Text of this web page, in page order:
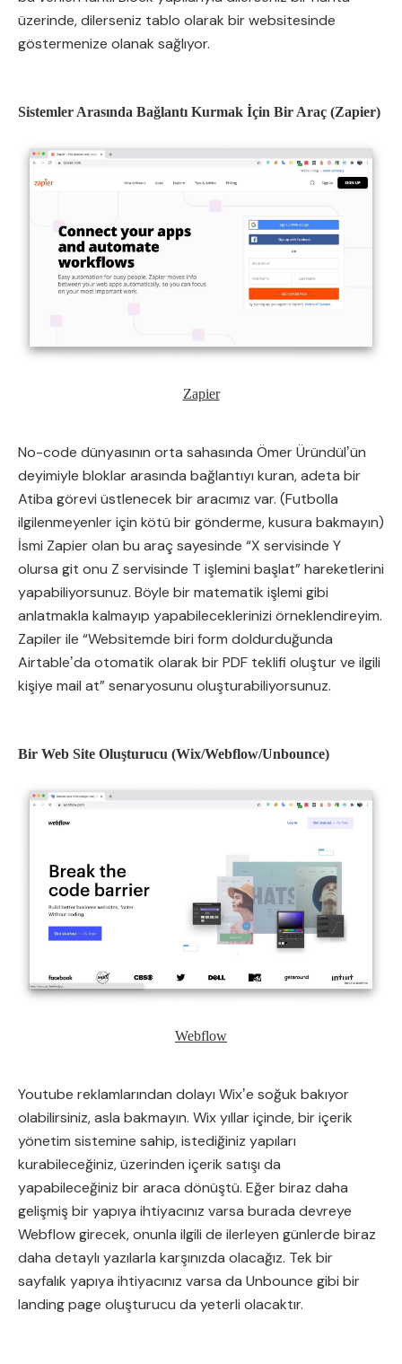
üzerinde, dilerseniz tablo olarak bir websitesinde
göstermenize olanak sağlıyor.
Sistemler Arasında Bağlantı Kurmak İçin Bir Araç (Zapier)
Zapier
No-code dünyasının orta sahasında Ömer Üründülʼün
deyimiyle bloklar arasında bağlantıyı kuran, adeta bir
Atiba görevi üstlenecek bir aracımız var. (Futbolla
ilgilenmeyenler için kötü bir gönderme, kusura bakmayın)
İsmi Zapier olan bu araç sayesinde “X servisinde Y
olursa git onu Z servisinde T işlemini başlat” hareketlerini
yapabiliyorsunuz. Böyle bir matematik işlemi gibi
anlatmakla kalmayıp yapabileceklerinizi örneklendireyim.
Zapiler ile “Websitemde biri form doldurduğunda
Airtableʼda otomatik olarak bir PDF teklifi oluştur ve ilgili
kişiye mail at” senaryosunu oluşturabiliyorsunuz.
Bir Web Site Oluşturucu (Wix/Webflow/Unbounce)
Webflow
Youtube reklamlarından dolayı Wixʼe soğuk bakıyor
olabilirsiniz, asla bakmayın. Wix yıllar içinde, bir içerik
yönetim sistemine sahip, istediğiniz yapıları
kurabileceğiniz, üzerinden içerik satışı da
yapabileceğiniz bir araca dönüştü. Eğer biraz daha
gelişmiş bir yapıya ihtiyacınız varsa burada devreye
Webflow girecek, onunla ilgili de ilerleyen günlerde biraz
daha detaylı yazılarla karşınızda olacağız. Tek bir
sayfalık yapıya ihtiyacınız varsa da Unbounce gibi bir
landing page oluşturucu da yeterli olacaktır.